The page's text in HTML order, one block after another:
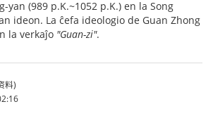
yan (989 p.K.~1052 p.K.) en la Song
ideon. La ĉefa ideologio de Guan Zhong
la verkaĵo "Guan-zi".
料)